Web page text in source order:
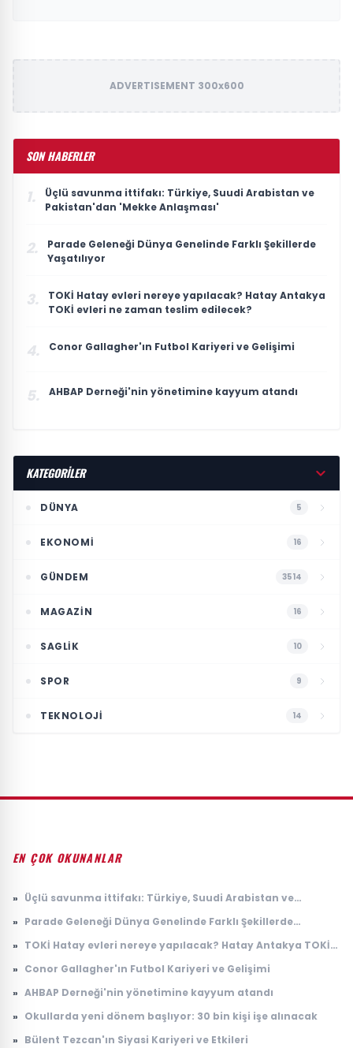
ADVERTISEMENT 300x600
SON HABERLER
1.
Üçlü savunma ittifakı: Türkiye, Suudi Arabistan ve
Pakistan'dan 'Mekke Anlaşması'
2.
Parade Geleneği Dünya Genelinde Farklı Şekillerde
Yaşatılıyor
3.
TOKİ Hatay evleri nereye yapılacak? Hatay Antakya
TOKİ evleri ne zaman teslim edilecek?
4. Conor Gallagher'ın Futbol Kariyeri ve Gelişimi
5. AHBAP Derneği'nin yönetimine kayyum atandı
KATEGORİLER
DÜNYA 5
EKONOMI 16
GÜNDEM 3514
MAGAZIN 16
SAGLIK 10
SPOR 9
TEKNOLOJI 14
EN ÇOK OKUNANLAR
» Üçlü savunma ittifakı: Türkiye, Suudi Arabistan ve
» Parade Geleneği Dünya Genelinde Farklı Şekillerde
» TOKİ Hatay evleri nereye yapılacak? Hatay Antakya TOKİ
» Conor Gallagher'ın Futbol Kariyeri ve Gelişimi
» AHBAP Derneği'nin yönetimine kayyum atandı
» Okullarda yeni dönem başlıyor: 30 bin kişi işe alınacak
» Bülent Tezcan'ın Siyasi Kariyeri ve Etkileri